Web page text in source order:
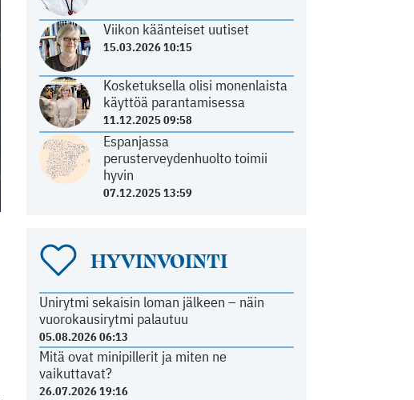
Viikon käänteiset uutiset
15.03.2026 10:15
Kosketuksella olisi monenlaista
käyttöä parantamisessa
11.12.2025 09:58
Espanjassa
perusterveydenhuolto toimii
hyvin
07.12.2025 13:59
HYVINVOINTI
Unirytmi sekaisin loman jälkeen – näin
vuorokausirytmi palautuu
05.08.2026 06:13
Mitä ovat minipillerit ja miten ne
vaikuttavat?
26.07.2026 19:16